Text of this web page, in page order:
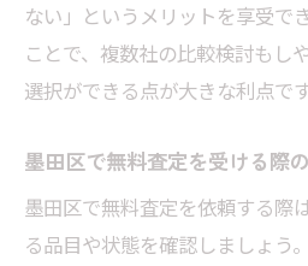
ない」というメリットを享受で
ことで、複数社の比較検討もし
選択ができる点が大きな利点です
墨田区で無料査定を受ける際
墨田区で無料査定を依頼する際
る品目や状態を確認しましょう